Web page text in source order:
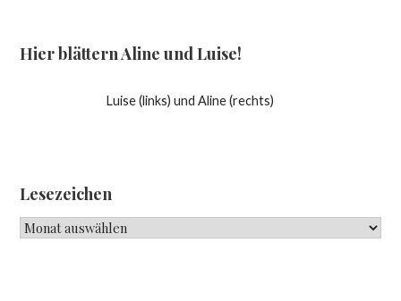
Hier blättern Aline und Luise!
Luise (links) und Aline (rechts)
Lesezeichen
Lesezeichen